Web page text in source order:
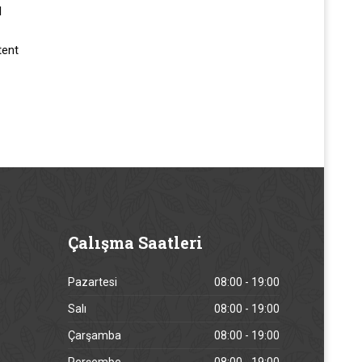
Çalışma Saatleri
Pazartesi 08:00 - 19:00
Salı 08:00 - 19:00
Çarşamba 08:00 - 19:00